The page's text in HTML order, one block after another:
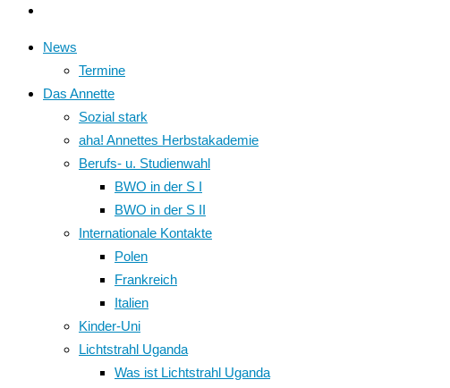
News
Termine
Das Annette
Sozial stark
aha! Annettes Herbstakademie
Berufs- u. Studienwahl
BWO in der S I
BWO in der S II
Internationale Kontakte
Polen
Frankreich
Italien
Kinder-Uni
Lichtstrahl Uganda
Was ist Lichtstrahl Uganda